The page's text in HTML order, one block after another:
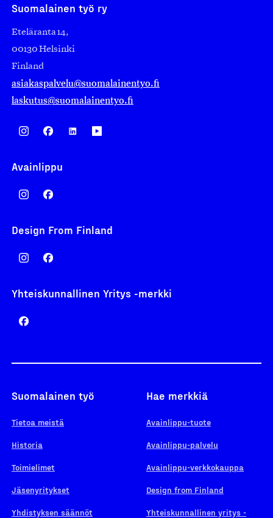
Suomalainen työ ry
Eteläranta 14,
00130 Helsinki
Finland
asiakaspalvelu@suomalainentyo.fi
laskutus@suomalainentyo.fi
Avainlippu
Design From Finland
Yhteiskunnallinen Yritys -merkki
Suomalainen työ
Tietoa meistä
Historia
Toimielimet
Jäsenyritykset
Yhdistyksen säännöt
Hae merkkiä
Avainlippu-tuote
Avainlippu-palvelu
Avainlippu-verkkokauppa
Design from Finland
Yhteiskunnallinen yritys -